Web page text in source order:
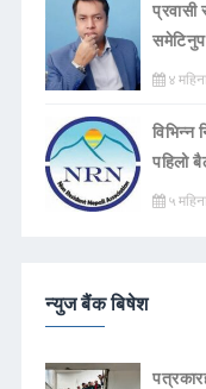
प्रवासी
४
विभिन्न
पहिलो
५
न्युज बैंक बिषेश